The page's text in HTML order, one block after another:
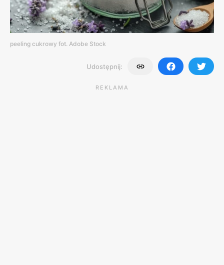
peeling cukrowy fot. Adobe Stock
Udostępnij:
REKLAMA